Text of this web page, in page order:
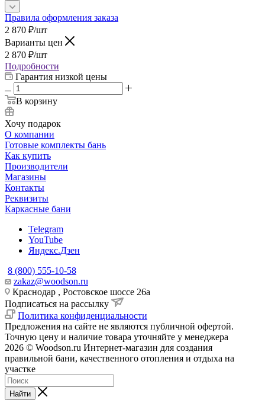
Правила оформления заказа
2 870 ₽/шт
Варианты цен
2 870 ₽/шт
Подробности
Гарантия низкой цены
В корзину
Хочу подарок
О компании
Готовые комплекты бань
Как купить
Производители
Магазины
Контакты
Реквизиты
Каркасные бани
Telegram
YouTube
Яндекс.Дзен
8 (800) 555-10-58
zakaz@woodson.ru
Краснодар , Ростовское шоссе 26а
Подписаться на рассылку
Политика конфиденциальности
Предложения на сайте не являются публичной офертой.
Точную цену и наличие товара уточняйте у менеджера
2026 © Woodson.ru Интернет-магазин для создания
правильной бани, качественного отопления и отдыха на
участке
Найти